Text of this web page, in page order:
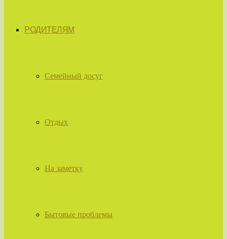
РОДИТЕЛЯМ
Семейный досуг
Отдых
На заметку
Бытовые проблемы